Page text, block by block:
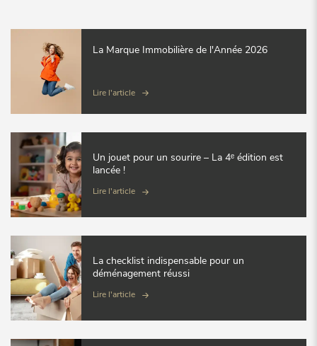
La Marque Immobilière de l'Année 2026
Lire l'article
Un jouet pour un sourire – La 4ᵉ édition est
lancée !
Lire l'article
La checklist indispensable pour un
déménagement réussi
Lire l'article